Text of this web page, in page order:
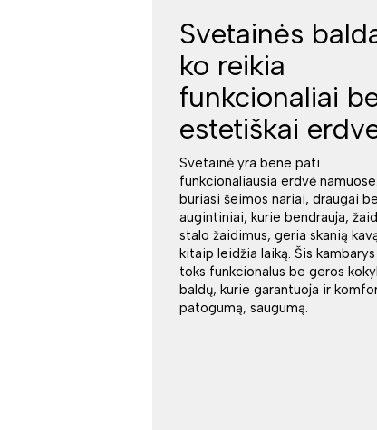
Svetainės
ko reikia
funkcionaliai
estetiškai
Svetainė yra bene pati
funkcionaliausia erdvė
buriasi šeimos nariai, draugai
augintiniai, kurie bendrauja,
stalo žaidimus, geria skanią
kitaip leidžia laiką. Šis
toks funkcionalus be geros
baldų, kurie garantuoja ir
patogumą, saugumą.